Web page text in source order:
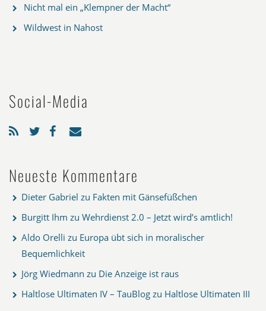
Nicht mal ein „Klempner der Macht“
Wildwest in Nahost
Social-Media
Neueste Kommentare
Dieter Gabriel zu Fakten mit Gänsefüßchen
Burgitt Ihm zu Wehrdienst 2.0 – Jetzt wird’s amtlich!
Aldo Orelli zu Europa übt sich in moralischer
Bequemlichkeit
Jörg Wiedmann zu Die Anzeige ist raus
Haltlose Ultimaten IV – TauBlog zu Haltlose Ultimaten III